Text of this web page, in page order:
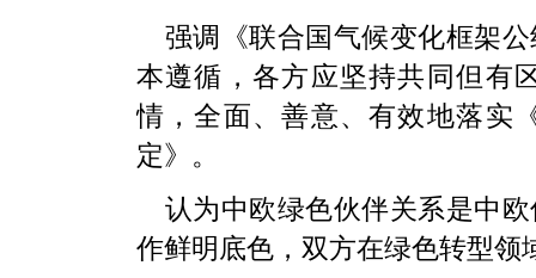
强调《联合国气候变化框架
本遵循，各方应坚持共同但有
情，全面、善意、有效地落实
定》。
认为中欧绿色伙伴关系是中
作鲜明底色，双方在绿色转型